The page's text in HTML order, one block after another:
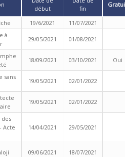
début
fin
19/6/2021 11/07/2021
à
29/05/2021 01/08/2021
18/09/2021 03/10/2021 Oui
sans
19/05/2021 02/01/2022
19/05/2021 02/01/2022
des
Acte
14/04/2021 29/05/2021
09/06/2021 18/07/2021